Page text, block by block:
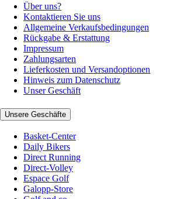
Über uns?
Kontaktieren Sie uns
Allgemeine Verkaufsbedingungen
Rückgabe & Erstattung
Impressum
Zahlungsarten
Lieferkosten und Versandoptionen
Hinweis zum Datenschutz
Unser Geschäft
Unsere Geschäfte
Basket-Center
Daily Bikers
Direct Running
Direct-Volley
Espace Golf
Galopp-Store